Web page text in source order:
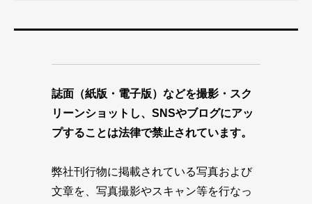
誌面（紙版・電子版）などを撮影・スク
リーンショットし、SNSやブログにアッ
プすることは法律で禁止されています。
弊社刊行物に掲載されている写真および
文章を、写真撮影やスキャン等を行なっ